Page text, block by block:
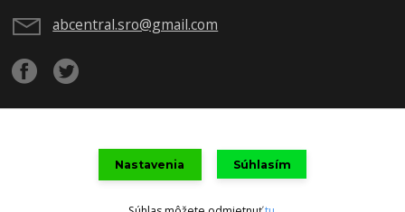
abcentral.sro@gmail.com
Upravit sběr cookies.
Nastavenia Súhlasím